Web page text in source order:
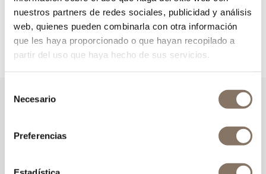
nuestros partners de redes sociales, publicidad y análisis
web, quienes pueden combinarla con otra información
que les haya proporcionado o que hayan recopilado a
partir del uso que haya hecho de sus servicios.
Necesario
Preferencias
especial como unos días inolvidables de descanso o de
descubrimiento.